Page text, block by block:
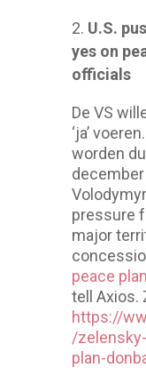
U.S.
yes on
officials
De VS
‘ja’
worden
Volodymyr
pressure
major
peace plan
tell Axios.
https://
/
plan-